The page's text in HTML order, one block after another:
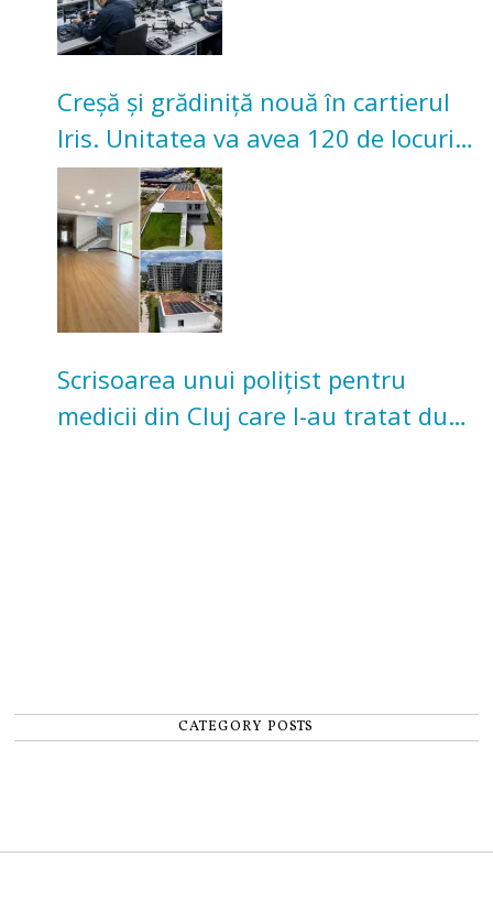
Creșă și grădiniță nouă în cartierul
Iris. Unitatea va avea 120 de locuri
pentru copii
Scrisoarea unui polițist pentru
medicii din Cluj care l-au tratat după
CATEGORY POSTS